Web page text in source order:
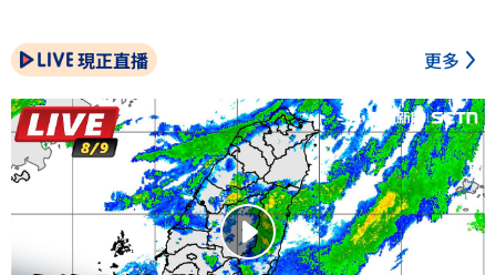
現正直播 更多